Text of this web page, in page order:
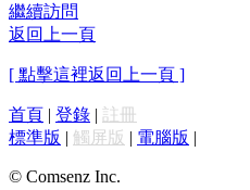
繼續訪問
返回上一頁
[ 點擊這裡返回上一頁 ]
首頁 | 登錄 | 註冊
標準版 | 觸屏版 | 電腦版 |
© Comsenz Inc.